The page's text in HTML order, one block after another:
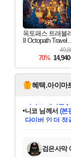
옥토패스 트래블
II Octopath
70%
혜택.아이마
교환.
당첨되셨습니다.
니코 님께서 (본
다이버 인 더 정
당첨되셨습니다.
당첨되셨습니다.
당첨되셨습니다.
당첨되셨습니다.
당첨되셨습니다.
에디션 (스팀코
당첨되셨습니다.
검은사막